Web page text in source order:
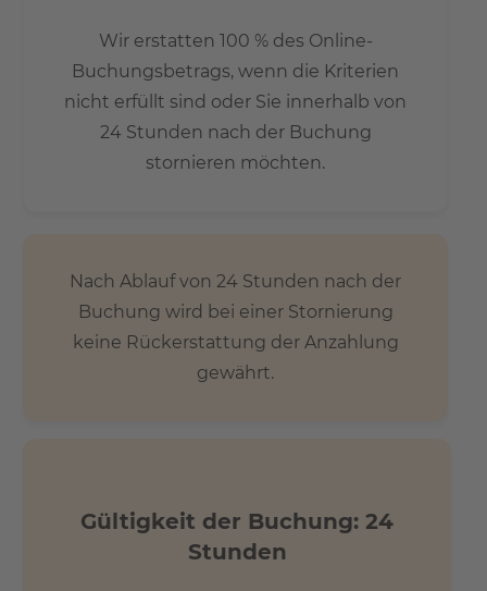
Wir erstatten 100 % des Online-
Buchungsbetrags, wenn die Kriterien
nicht erfüllt sind oder Sie innerhalb von
24 Stunden nach der Buchung
stornieren möchten.
Nach Ablauf von 24 Stunden nach der
Buchung wird bei einer Stornierung
keine Rückerstattung der Anzahlung
gewährt.
Gültigkeit der Buchung: 24
Stunden